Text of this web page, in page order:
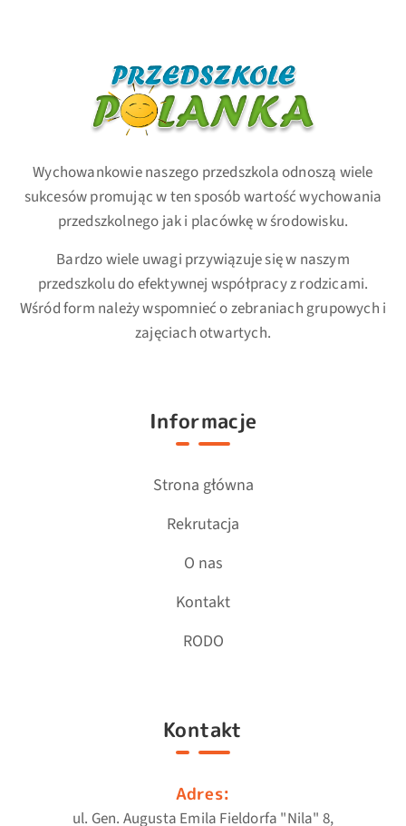
Wychowankowie naszego przedszkola odnoszą wiele
sukcesów promując w ten sposób wartość wychowania
przedszkolnego jak i placówkę w środowisku.
Bardzo wiele uwagi przywiązuje się w naszym
przedszkolu do efektywnej współpracy z rodzicami.
Wśród form należy wspomnieć o zebraniach grupowych i
zajęciach otwartych.
Informacje
Strona główna
Rekrutacja
O nas
Kontakt
RODO
Kontakt
Adres:
ul. Gen. Augusta Emila Fieldorfa "Nila" 8,